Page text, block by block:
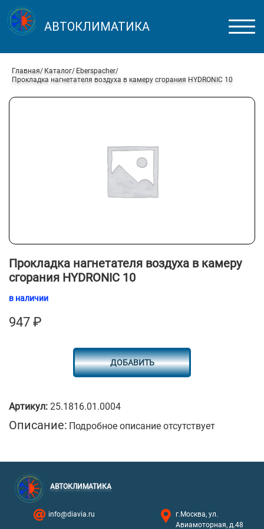
АВТОКЛИМАТИКА
Главная Каталог
Eberspacher
Прокладка нагнетателя воздуха в камеру сгорания HYDRONIC 10
Прокладка нагнетателя воздуха в камеру
сгорания HYDRONIC 10
в наличии
947 ₽
ДОБАВИТЬ
Артикул: 25.1816.01.0004
Описание: Подробное описание отсутствует
АВТОКЛИМАТИКА
info@diavia.ru
г.Москва, ул.
Авиамоторная, д.48